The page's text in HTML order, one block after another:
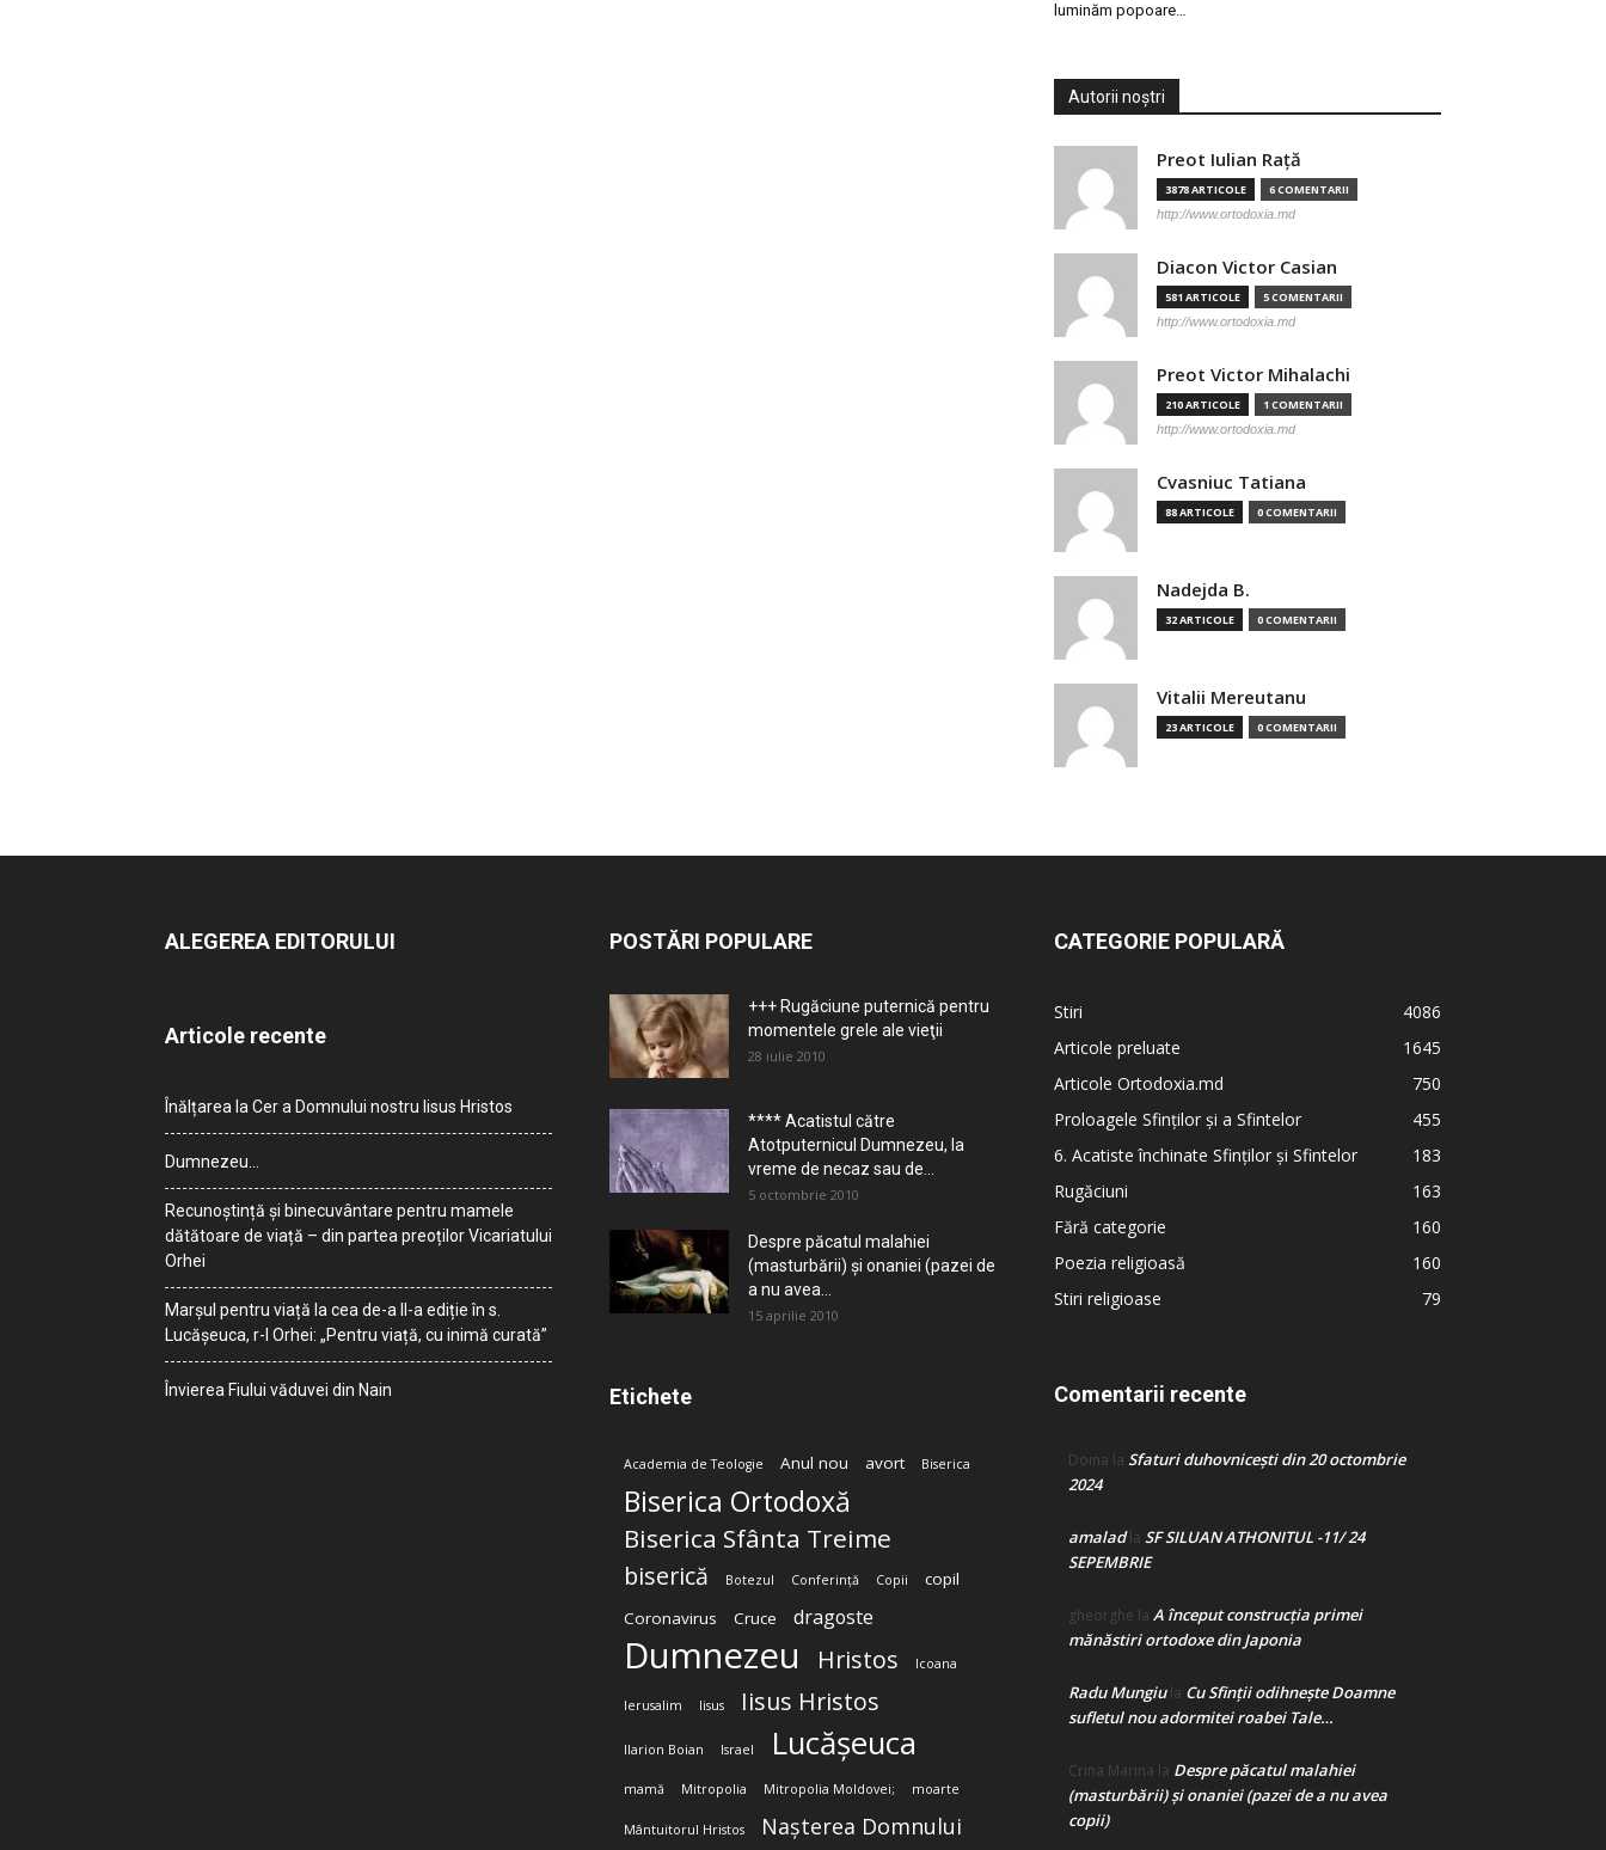
luminăm popoare…
Autorii noștri
Preot Iulian Raţă
3878 ARTICOLE 6 COMENTARII
http://www.ortodoxia.md
Diacon Victor Casian
581 ARTICOLE 5 COMENTARII
http://www.ortodoxia.md
Preot Victor Mihalachi
210 ARTICOLE 1 COMENTARII
http://www.ortodoxia.md
Cvasniuc Tatiana
88 ARTICOLE 0 COMENTARII
Nadejda B.
32 ARTICOLE 0 COMENTARII
Vitalii Mereutanu
23 ARTICOLE 0 COMENTARII
ALEGEREA EDITORULUI
Articole recente
Înălțarea la Cer a Domnului nostru Iisus Hristos
Dumnezeu…
Recunoștință și binecuvântare pentru mamele
dătătoare de viață – din partea preoților Vicariatului
Orhei
Marșul pentru viață la cea de-a II-a ediție în s.
Lucășeuca, r-l Orhei: „Pentru viață, cu inimă curată”
Învierea Fiului văduvei din Nain
POSTĂRI POPULARE
+++ Rugăciune puternică pentru
momentele grele ale vieţii
28 iulie 2010
**** Acatistul către
Atotputernicul Dumnezeu, la
vreme de necaz sau de...
5 octombrie 2010
Despre păcatul malahiei
(masturbării) şi onaniei (pazei de
a nu avea...
15 aprilie 2010
Etichete
Academia de Teologie Anul nou avort Biserica
Biserica Ortodoxă
Biserica Sfânta Treime
biserică Botezul Conferință Copii
copil
Coronavirus
Cruce dragoste
Dumnezeu Hristos Icoana
Ierusalim Iisus Iisus Hristos
Ilarion Boian Israel Lucășeuca
mamă Mitropolia Mitropolia Moldovei; moarte
Mântuitorul Hristos Nașterea Domnului
CATEGORIE POPULARĂ
Stiri
4086
Articole preluate
1645
Articole Ortodoxia.md
750
Proloagele Sfinților și a Sfintelor
455
6. Acatiste închinate Sfinților și Sfintelor
183
Rugăciuni
163
Fără categorie
160
Poezia religioasă
160
Stiri religioase
79
Comentarii recente
Doina la Sfaturi duhovnicești din 20 octombrie
2024
amaladla SF SILUAN ATHONITUL -11/ 24
SEPEMBRIE
gheorghe la A început construcţia primei
mănăstiri ortodoxe din Japonia
Radu Mungiula Cu Sfinții odihnește Doamne
sufletul nou adormitei roabei Tale…
Crina Marina la Despre păcatul malahiei
(masturbării) şi onaniei (pazei de a nu avea
copii)